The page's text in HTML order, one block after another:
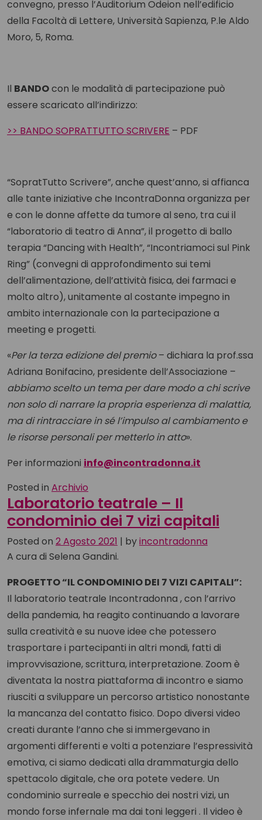
convegno, presso l’Auditorium Odeion nell’edificio
della Facoltà di Lettere, Università Sapienza, P.le Aldo
Moro, 5, Roma.
Il BANDOcon le modalità di partecipazione può
essere scaricato all’indirizzo:
>> BANDO SOPRATTUTTO SCRIVERE – PDF
“SopratTutto Scrivere”, anche quest’anno, si affianca
alle tante iniziative che IncontraDonna organizza per
e con le donne affette da tumore al seno, tra cui il
“laboratorio di teatro di Anna”, il progetto di ballo
terapia “Dancing with Health”, “Incontriamoci sul Pink
Ring” (convegni di approfondimento sui temi
dell’alimentazione, dell’attività fisica, dei farmaci e
molto altro), unitamente al costante impegno in
ambito internazionale con la partecipazione a
meeting e progetti.
«Per la terza edizione del premio– dichiara la prof.ssa
Adriana Bonifacino, presidente dell’Associazione –
abbiamo scelto un tema per dare modo a chi scrive
non solo di narrare la propria esperienza di malattia,
ma di rintracciare in sé l’impulso al cambiamento e
le risorse personali per metterlo in atto».
Per informazioni info@incontradonna.it
Posted in Archivio
Laboratorio teatrale – Il
condominio dei 7 vizi capitali
Posted on 2 Agosto 2021 | byincontradonna
A cura di Selena Gandini.
PROGETTO “IL CONDOMINIO DEI 7 VIZI CAPITALI”:
Il laboratorio teatrale Incontradonna , con l’arrivo
della pandemia, ha reagito continuando a lavorare
sulla creatività e su nuove idee che potessero
trasportare i partecipanti in altri mondi, fatti di
improvvisazione, scrittura, interpretazione. Zoom è
diventata la nostra piattaforma di incontro e siamo
riusciti a sviluppare un percorso artistico nonostante
la mancanza del contatto fisico. Dopo diversi video
creati durante l’anno che si immergevano in
argomenti differenti e volti a potenziare l’espressività
emotiva, ci siamo dedicati alla drammaturgia dello
spettacolo digitale, che ora potete vedere. Un
condominio surreale e specchio dei nostri vizi, un
mondo forse infernale ma dai toni leggeri . Il video è